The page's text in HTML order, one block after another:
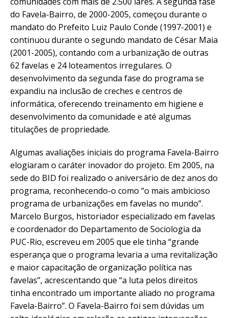
do Favela-Bairro, de 2000-2005, começou durante o
mandato do Prefeito Luiz Paulo Conde (1997-2001) e
continuou durante o segundo mandato de César Maia
(2001-2005), contando com a urbanização de outras
62 favelas e 24 loteamentos irregulares. O
desenvolvimento da segunda fase do programa se
expandiu na inclusão de creches e centros de
informática, oferecendo treinamento em higiene e
desenvolvimento da comunidade e até algumas
titulações de propriedade.
Algumas avaliações iniciais do programa Favela-Bairro
elogiaram o caráter inovador do projeto. Em 2005, na
sede do BID foi realizado o aniversário de dez anos do
programa, reconhecendo-o como “o mais ambicioso
programa de urbanizações em favelas no mundo”.
Marcelo Burgos, historiador especializado em favelas
e coordenador do Departamento de Sociologia da
PUC-Rio, escreveu em 2005 que ele tinha “grande
esperança que o programa levaria a uma revitalização
e maior capacitação de organização política nas
favelas”, acrescentando que “a luta pelos direitos
tinha encontrado um importante aliado no programa
Favela-Bairro”. O Favela-Bairro foi sem dúvidas um